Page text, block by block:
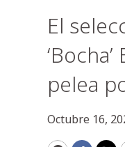
El
pelea
Octubre 16,